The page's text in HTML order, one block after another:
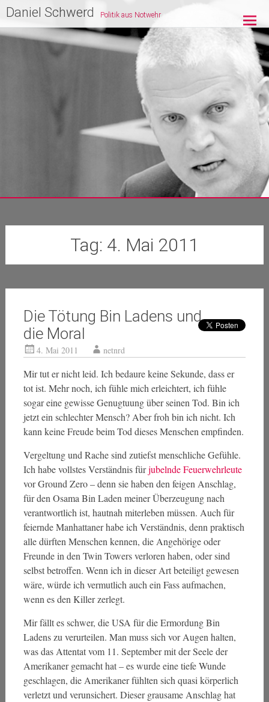
Zum
Inhalt
springen
Daniel Schwerd Politik aus Notwehr
Tag: 4. Mai 2011
Die Tötung Bin Ladens und
die Moral
4. Mai 2011 netnrd
Mir tut er nicht leid. Ich bedaure keine Sekunde, dass er
tot ist. Mehr noch, ich fühle mich erleichtert, ich fühle
sogar eine gewisse Genugtuung über seinen Tod. Bin ich
jetzt ein schlechter Mensch? Aber froh bin ich nicht. Ich
kann keine Freude beim Tod dieses Menschen empfinden.
Vergeltung und Rache sind zutiefst menschliche Gefühle.
Ich habe vollstes Verständnis fürjubelnde Feuerwehrleute
vor Ground Zero – denn sie haben den feigen Anschlag,
für den Osama Bin Laden meiner Überzeugung nach
verantwortlich ist, hautnah miterleben müssen. Auch für
feiernde Manhattaner habe ich Verständnis, denn praktisch
alle dürften Menschen kennen, die Angehörige oder
Freunde in den Twin Towers verloren haben, oder sind
selbst betroffen. Wenn ich in dieser Art beteiligt gewesen
wäre, würde ich vermutlich auch ein Fass aufmachen,
wenn es den Killer zerlegt.
Mir fällt es schwer, die USA für die Ermordung Bin
Ladens zu verurteilen. Man muss sich vor Augen halten,
was das Attentat vom 11. September mit der Seele der
Amerikaner gemacht hat – es wurde eine tiefe Wunde
geschlagen, die Amerikaner fühlten sich quasi körperlich
verletzt und verunsichert. Dieser grausame Anschlag hat